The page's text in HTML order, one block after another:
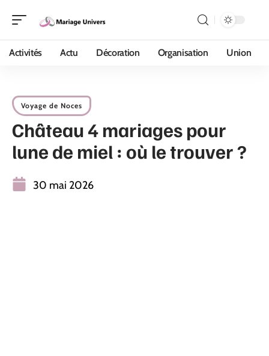
Activités Actu Décoration Organisation Union
Voyage de Noces
Château 4 mariages pour
lune de miel : où le trouver ?
30 mai 2026